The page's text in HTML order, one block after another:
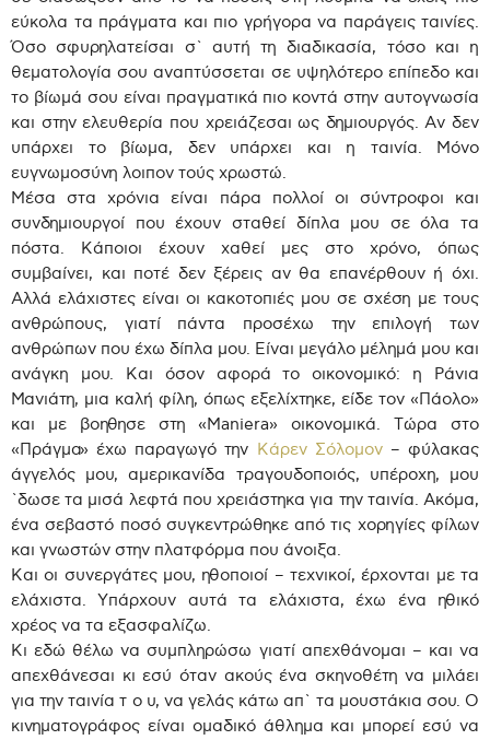
εύκολα τα πράγματα και πιο γρήγορα να παράγεις ταινίες.
Όσο σφυρηλατείσαι σ` αυτή τη διαδικασία, τόσο και η
θεματολογία σου αναπτύσσεται σε υψηλότερο επίπεδο και
το βίωμά σου είναι πραγματικά πιο κοντά στην αυτογνωσία
και στην ελευθερία που χρειάζεσαι ως δημιουργός. Αν δεν
υπάρχει το βίωμα, δεν υπάρχει και η ταινία. Μόνο
ευγνωμοσύνη λοιπον τούς χρωστώ.
Μέσα στα χρόνια είναι πάρα πολλοί οι σύντροφοι και
συνδημιουργοί που έχουν σταθεί δίπλα μου σε όλα τα
πόστα. Κάποιοι έχουν χαθεί μες στο χρόνο, όπως
συμβαίνει, και ποτέ δεν ξέρεις αν θα επανέρθουν ή όχι.
Αλλά ελάχιστες είναι οι κακοτοπιές μου σε σχέση με τους
ανθρώπους, γιατί πάντα προσέχω την επιλογή των
ανθρώπων που έχω δίπλα μου. Είναι μεγάλο μέλημά μου και
ανάγκη μου. Και όσον αφορά το οικονομικό: η Ράνια
Μανιάτη, μια καλή φίλη, όπως εξελίχτηκε, είδε τον «Πάολο»
και με βοηθησε στη «Maniera» οικονομικά. Τώρα στο
«Πράγμα» έχω παραγωγό την Κάρεν Σόλομον– φύλακας
άγγελός μου, αμερικανίδα τραγουδοποιός, υπέροχη, μου
`δωσε τα μισά λεφτά που χρειάστηκα για την ταινία. Ακόμα,
ένα σεβαστό ποσό συγκεντρώθηκε από τις χορηγίες φίλων
και γνωστών στην πλατφόρμα που άνοιξα.
Και οι συνεργάτες μου, ηθοποιοί – τεχνικοί, έρχονται με τα
ελάχιστα. Υπάρχουν αυτά τα ελάχιστα, έχω ένα ηθικό
χρέος να τα εξασφαλίζω.
Κι εδώ θέλω να συμπληρώσω γιατί απεχθάνομαι – και να
απεχθάνεσαι κι εσύ όταν ακούς ένα σκηνοθέτη να μιλάει
για την ταινία τ ο υ, να γελάς κάτω απ` τα μουστάκια σου. Ο
κινηματογράφος είναι ομαδικό άθλημα και μπορεί εσύ να